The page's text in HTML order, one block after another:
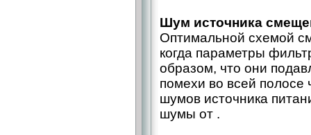
Шум источника
Оптимальной схемой
когда параметры
образом, что они
помехи во всей полосе
шумов источника
шумы от .